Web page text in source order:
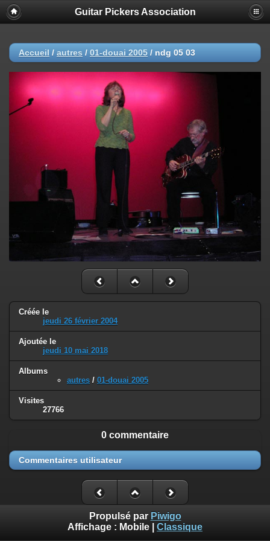
Guitar Pickers Association
Accueil / autres / 01-douai 2005 / ndg 05 03
Créée le
jeudi 26 février 2004
Ajoutée le
jeudi 10 mai 2018
Albums
autres / 01-douai 2005
Visites
27766
0 commentaire
Commentaires utilisateur
Propulsé par Piwigo
Affichage : Mobile Classique